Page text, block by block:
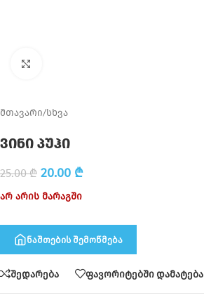
მთავარი/სხვა
ვინი პუჰი
25.00₾ 20.00 ₾
არ არის მარაგში
ნაშთების შემოწმება
შედარება ფავორიტებში დამატება